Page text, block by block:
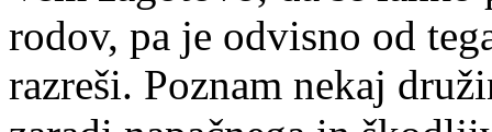
rodov, pa je odvisno od
razreši. Poznam nekaj